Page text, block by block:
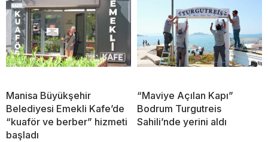
Manisa Büyükşehir
Belediyesi Emekli Kafe’de
“kuaför ve berber” hizmeti
başladı
“Maviye Açılan Kapı”
Bodrum Turgutreis
Sahili’nde yerini aldı